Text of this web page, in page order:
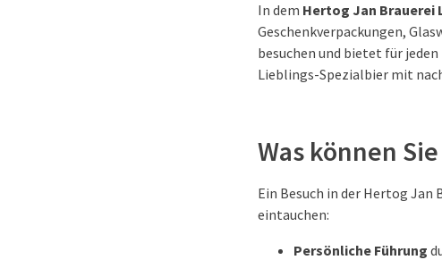
In dem Hertog Jan Brauerei
Geschenkverpackungen,
besuchen und bietet für
Lieblings-Spezialbier mit
Was können
Ein Besuch in der Hertog Jan
eintauchen:
Persönliche Führung